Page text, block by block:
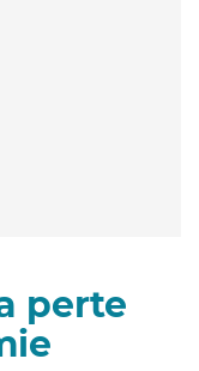
perte